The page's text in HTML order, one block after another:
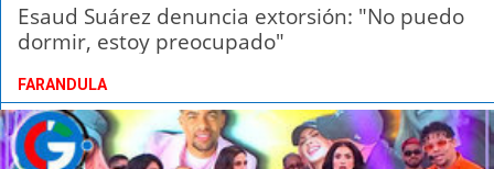
Esaud Suárez denuncia extorsión: "No puedo
dormir, estoy preocupado"
FARANDULA